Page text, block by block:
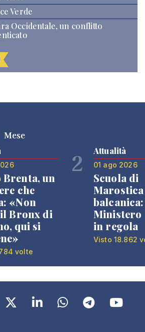
Verde
Occidentale, un conflitto
Mese
Brenta, un
che
«Non
Bronx di
qui si
volte
2 Attualità
01 ago 2026
Scuola di
Ministero
in regola
Visto 18.862